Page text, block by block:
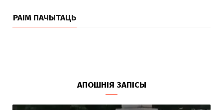
РАІМ ПАЧЫТАЦЬ
АПОШНІЯ ЗАПІСЫ